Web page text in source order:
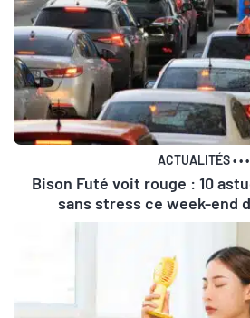
ACTUALITÉS•••
Bison Futé voit rouge : 10
sans stress ce week-end